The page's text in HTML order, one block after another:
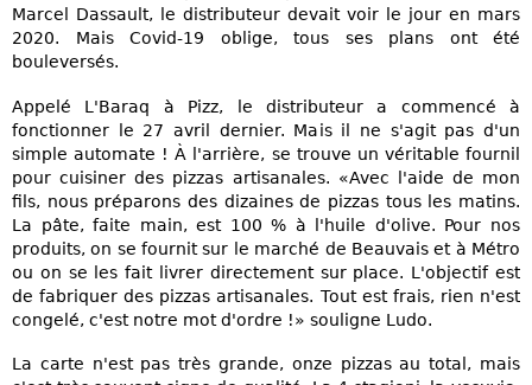
Marcel Dassault, le distributeur devait voir le jour en mars
2020. Mais Covid-19 oblige, tous ses plans ont été
bouleversés.
Appelé L'Baraq à Pizz, le distributeur a commencé à
fonctionner le 27 avril dernier. Mais il ne s'agit pas d'un
simple automate ! À l'arrière, se trouve un véritable fournil
pour cuisiner des pizzas artisanales. «Avec l'aide de mon
fils, nous préparons des dizaines de pizzas tous les matins.
La pâte, faite main, est 100 % à l'huile d'olive. Pour nos
produits, on se fournit sur le marché de Beauvais et à Métro
ou on se les fait livrer directement sur place. L'objectif est
de fabriquer des pizzas artisanales. Tout est frais, rien n'est
congelé, c'est notre mot d'ordre !» souligne Ludo.
La carte n'est pas très grande, onze pizzas au total, mais